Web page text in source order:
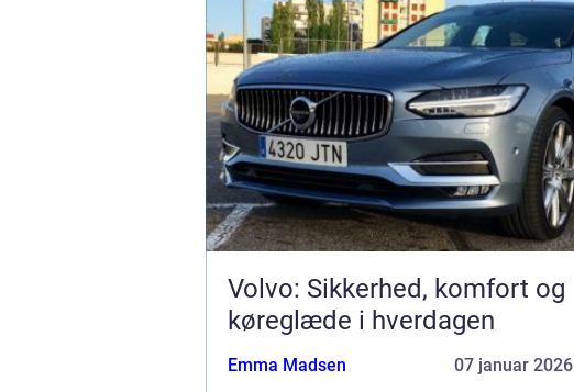
Volvo: Sikkerhed, komfort og
køreglæde i hverdagen
Emma Madsen 07 januar 2026